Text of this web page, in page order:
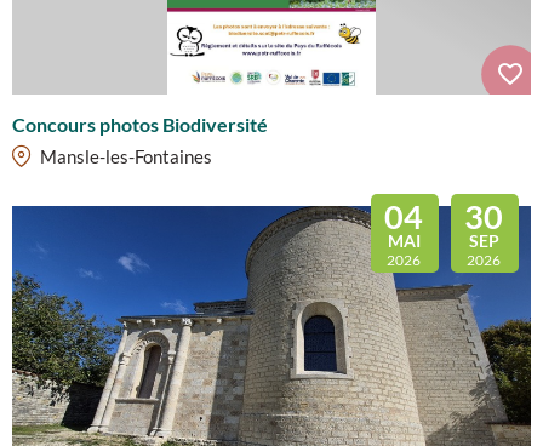
Concours photos Biodiversité
Mansle-les-Fontaines
04
MAI
2026
30
SEP
2026